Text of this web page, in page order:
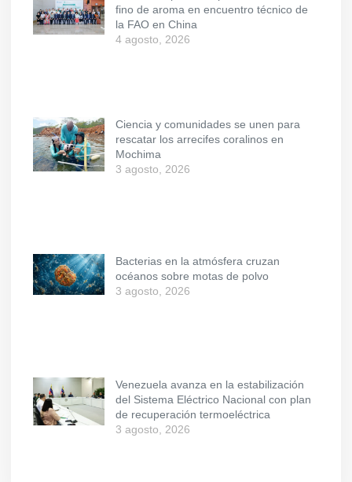
fino de aroma en encuentro técnico de
la FAO en China
4 agosto, 2026
Ciencia y comunidades se unen para
rescatar los arrecifes coralinos en
Mochima
3 agosto, 2026
Bacterias en la atmósfera cruzan
océanos sobre motas de polvo
3 agosto, 2026
Venezuela avanza en la estabilización
del Sistema Eléctrico Nacional con plan
de recuperación termoeléctrica
3 agosto, 2026